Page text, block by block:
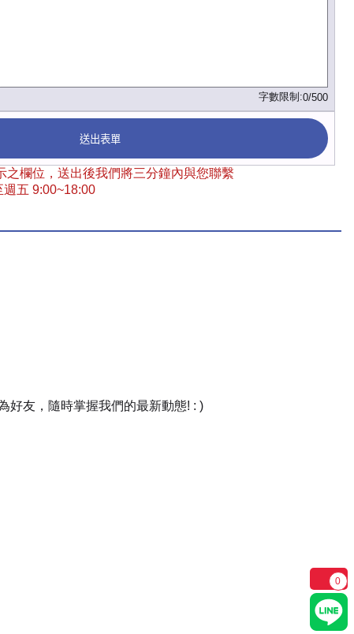
字數限制:0/500
送出表單
之欄位，送出後我們將三分鐘內與您聯繫
五 9:00~18:00
好友，隨時掌握我們的最新動態! : )
0